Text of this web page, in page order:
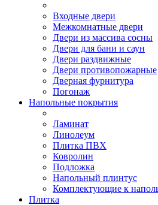
Входные двери
Межкомнатные двери
Двери из массива сосны
Двери для бани и саун
Двери раздвижные
Двери противопожарные
Дверная фурнитура
Погонаж
Напольные покрытия
Ламинат
Линолеум
Плитка ПВХ
Ковролин
Подложка
Напольный плинтус
Комплектующие к
Плитка